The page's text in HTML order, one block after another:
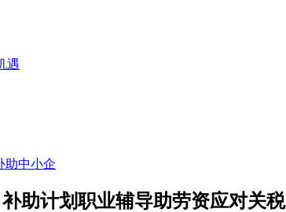
遇
助中小企
助计划职业辅导助劳资应对关税